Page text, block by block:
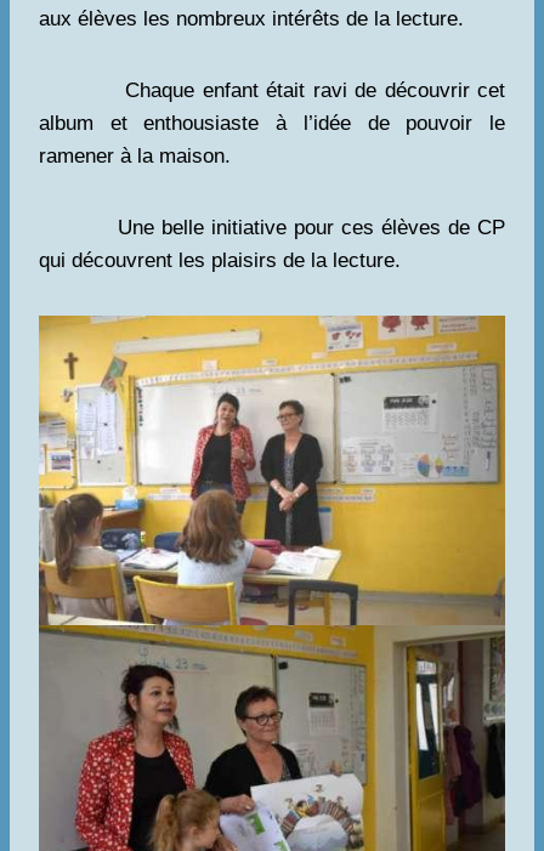
aux élèves les nombreux intérêts de la lecture.
Chaque enfant était ravi de découvrir cet
album et enthousiaste à l’idée de pouvoir le
ramener à la maison.
Une belle initiative pour ces élèves de CP
qui découvrent les plaisirs de la lecture.